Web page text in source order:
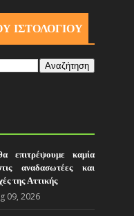
ΙΣΤΟΛΟΓΙΟΥ
επιτρέψουμε καμία
αναδασωτέες και
της Αττικής
09, 2026